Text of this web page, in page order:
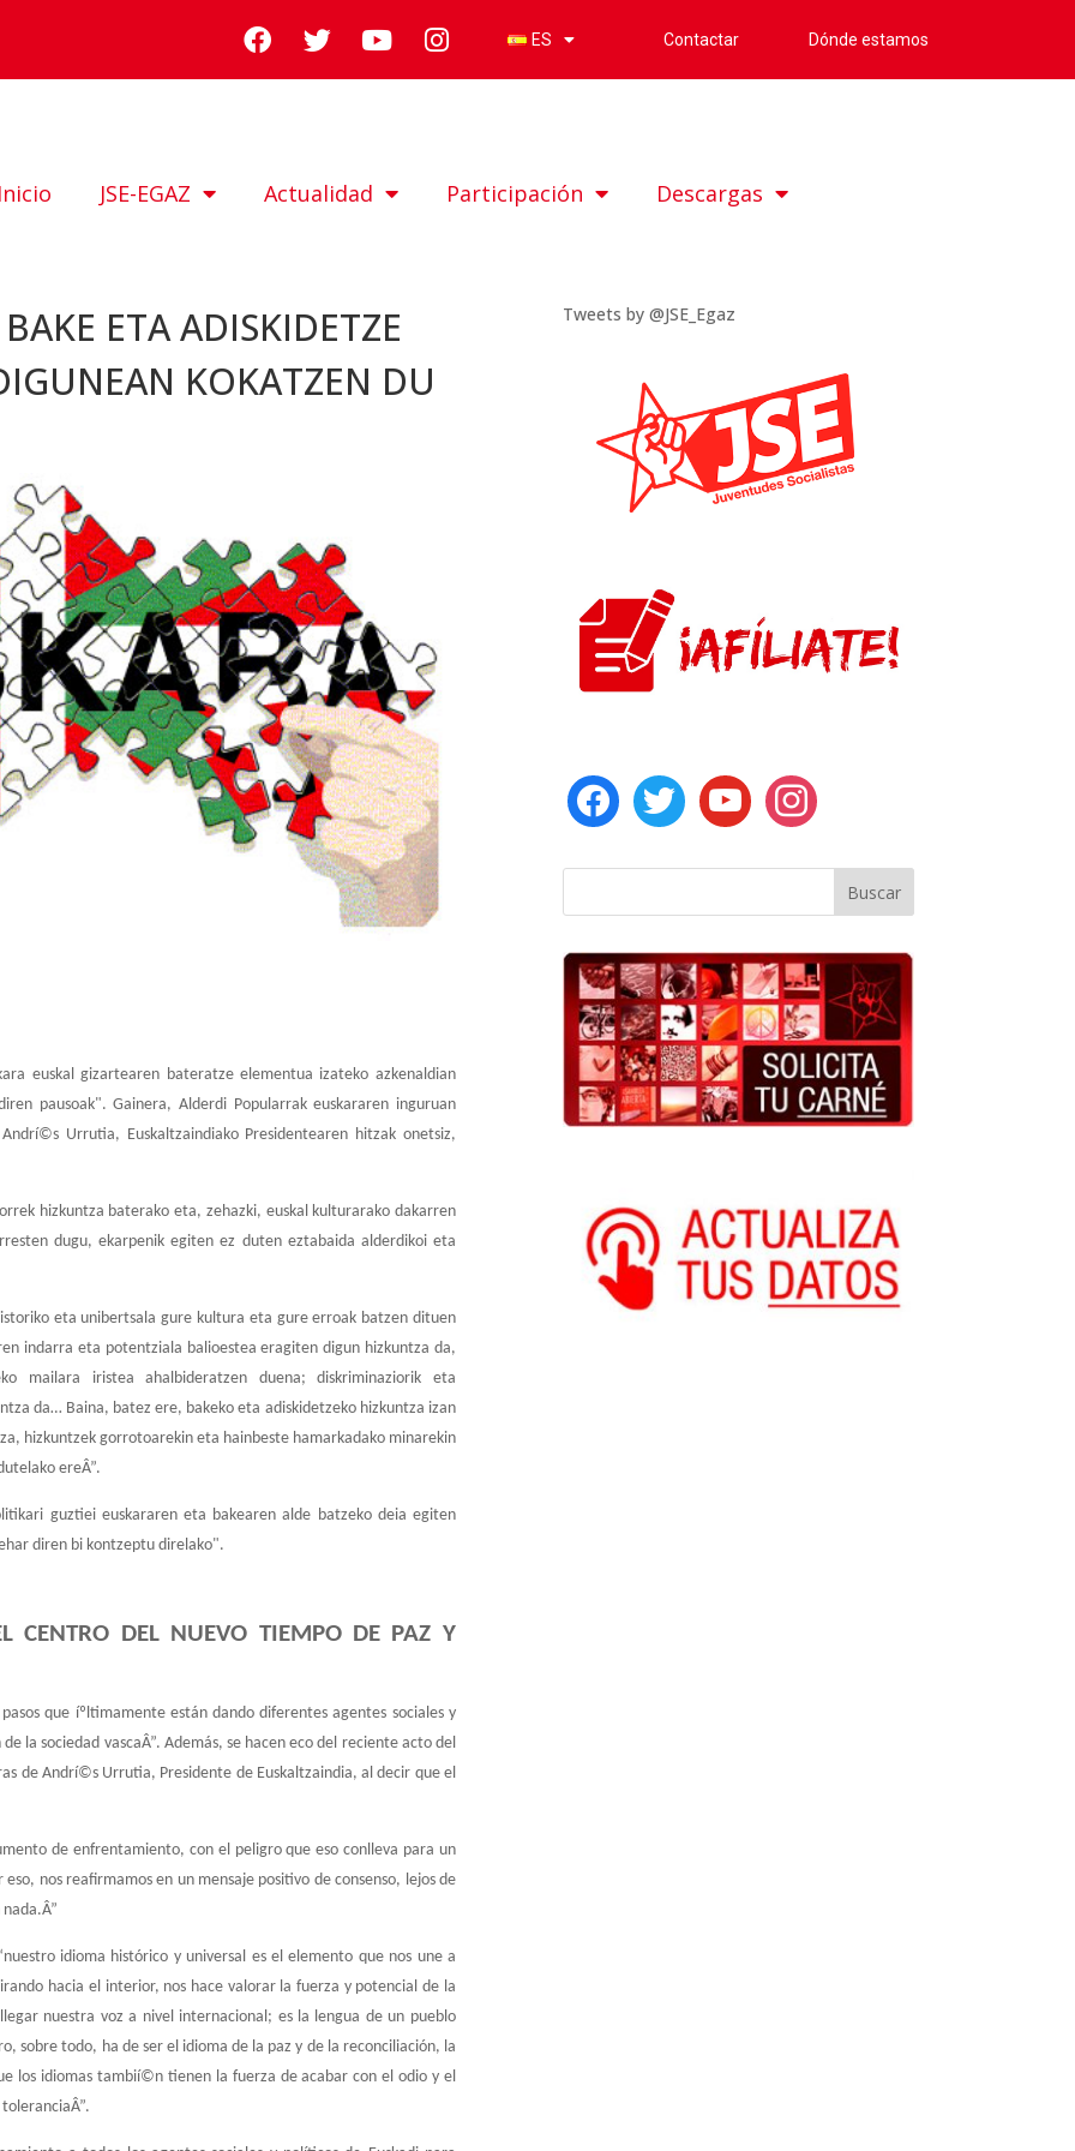
ES Contactar Dónde estamos
Inicio JSE-EGAZ Actualidad Participación Descargas
ETA ADISKIDETZE
KOKATZEN DU
euskal gizartearen bateratze elementua izateko azkenaldian
pausoak". Gainera, Alderdi Popularrak euskararen inguruan
Urrutia, Euskaltzaindiako Presidentearen hitzak onetsiz,
hizkuntza baterako eta, zehazki, euskal kulturarako dakarren
dugu, ekarpenik egiten ez duten eztabaida alderdikoi eta
eta unibertsala gure kultura eta gure erroak batzen dituen
indarra eta potentziala balioestea eragiten digun hizkuntza da,
mailara iristea ahalbideratzen duena; diskriminaziorik eta
da… Baina, batez ere, bakeko eta adiskidetzeko hizkuntza izan
hizkuntzek gorrotoarekin eta hainbeste hamarkadako minarekin
ereÂ”.
guztiei euskararen eta bakearen alde batzeko deia egiten
diren bi kontzeptu direlako".
CENTRO DEL NUEVO TIEMPO DE PAZ Y
que íºltimamente están dando diferentes agentes sociales y
la sociedad vascaÂ”. Además, se hacen eco del reciente acto del
de Andrí©s Urrutia, Presidente de Euskaltzaindia, al decir que el
de enfrentamiento, con el peligro que eso conlleva para un
nos reafirmamos en un mensaje positivo de consenso, lejos de
idioma histórico y universal es el elemento que nos une a
hacia el interior, nos hace valorar la fuerza y potencial de la
nuestra voz a nivel internacional; es la lengua de un pueblo
sobre todo, ha de ser el idioma de la paz y de la reconciliación, la
los idiomas tambií©n tienen la fuerza de acabar con el odio y el
Tweets by @JSE_Egaz